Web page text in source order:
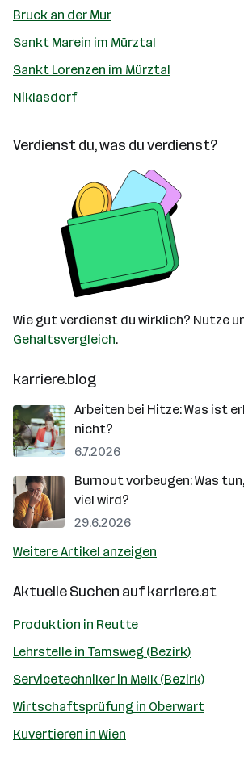
Bruck an der Mur
Sankt Marein im Mürztal
Sankt Lorenzen im Mürztal
Niklasdorf
Verdienst du, was du verdienst?
Wie gut verdienst du wirklich? Nutze
Gehaltsvergleich.
karriere.blog
Arbeiten bei Hitze: Was ist
nicht?
6.7.2026
Burnout vorbeugen: Was
viel wird?
29.6.2026
Weitere Artikel anzeigen
Aktuelle Suchen aufkarriere.at
Produktion in Reutte
Lehrstelle in Tamsweg (Bezirk)
Servicetechniker in Melk (Bezirk)
Wirtschaftsprüfung in Oberwart
Kuvertieren in Wien